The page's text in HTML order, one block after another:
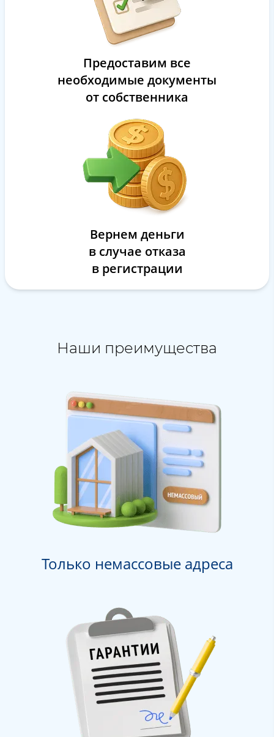
Предоставим все
необходимые документы
от собственника
Вернем деньги
в случае отказа
в регистрации
Наши преимущества
Только немассовые адреса